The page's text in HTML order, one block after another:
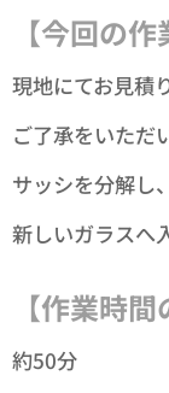
【今回の作
現地にてお見積
ご了承をいただ
サッシを分解し、
新しいガラスへ
【作業時間
約50分